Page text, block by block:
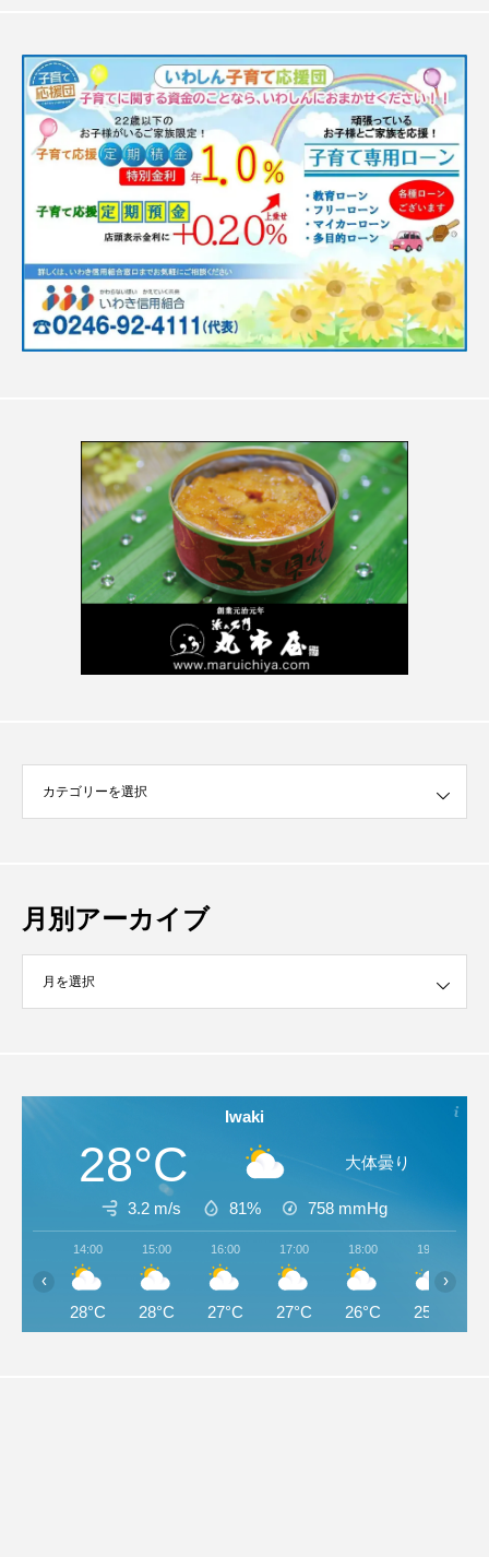
月別アーカイブ
Iwaki
28°C 大体曇り
3.2 m/s 81% 758 mmHg
14:00
28°C
15:00
28°C
16:00
27°C
17:00
27°C
18:00
26°C
19:00
25°C
‹ ›